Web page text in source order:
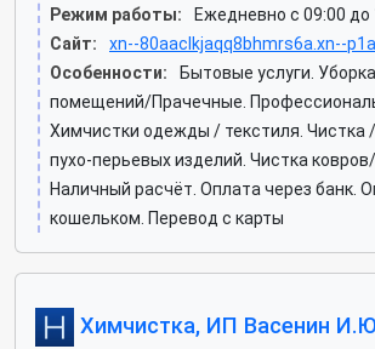
Режим работы:
Ежедневно с 09:00 до
Сайт:
xn--80aaclkjaqq8bhmrs6a.xn--
Особенности:
Бытовые услуги.
помещений/Прачечные.
Химчистки одежды / текстиля. Чистка
пухо-перьевых изделий. Чистка
Наличный расчёт. Оплата через банк.
кошельком. Перевод с карты
Химчистка, ИП Васенин